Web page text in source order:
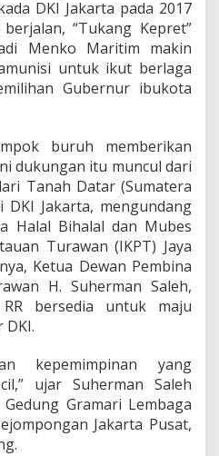
R
a
m
l
i
M
D
P
i
k
a
d
a
D
K
I
0
1
7
DKI Jakarta pada 2017
“Tukang Kepret”
Menko Maritim makin
untuk ikut berlaga
Gubernur ibukota
buruh memberikan
dukungan itu muncul dari
Tanah Datar (Sumatera
Jakarta, mengundang
Halal Bihalal dan Mubes
Turawan (IKPT) Jaya
Ketua Dewan Pembina
H. Suherman Saleh,
bersedia untuk maju
DKI.
kepemimpinan yang
ujar Suherman Saleh
Gramari Lembaga
Jakarta Pusat,